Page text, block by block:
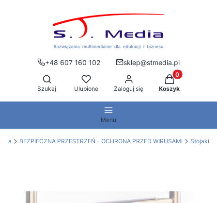
+48 607 160 102
sklep@stmedia.pl
Otwórz wyszukiwarkę
Szukaj Ulubione Zaloguj się
Produkty w
Koszyk
Menu
BEZPIECZNA PRZESTRZEŃ - OCHRONA PRZED WIRUSAMI Stojaki